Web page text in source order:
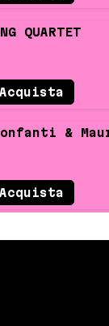
QUARTET
Acquista
Bonfanti &
Acquista